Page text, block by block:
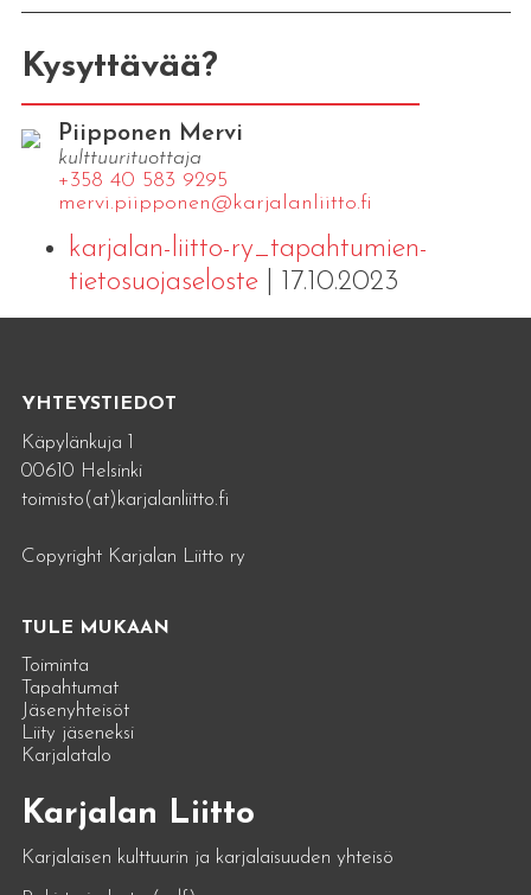
Kysyttävää?
Piipponen Mervi
kulttuurituottaja
+358 40 583 9295
mervi.​piipponen@​kar​jala​nlii​tto.​fi
karjalan-liitto-ry_tapahtumien-
tietosuojaseloste| 17.10.2023
YHTEYSTIEDOT
Käpylänkuja 1
00610 Helsinki
toimisto(at)karjalanliitto.fi
Copyright Karjalan Liitto ry
TULE MUKAAN
Toiminta
Tapahtumat
Jäsenyhteisöt
Liity jäseneksi
Karjalatalo
Karjalan Liitto
Karjalaisen kulttuurin ja karjalaisuuden yhteisö